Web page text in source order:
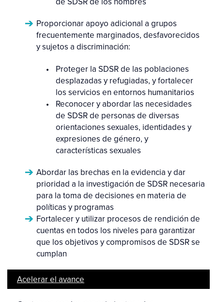
Proporcionar apoyo adicional a grupos
frecuentemente marginados, desfavorecidos
y sujetos a discriminación:
Proteger la SDSR de las poblaciones
desplazadas y refugiadas, y fortalecer
los servicios en entornos humanitarios
Reconocer y abordar las necesidades
de SDSR de personas de diversas
orientaciones sexuales, identidades y
expresiones de género, y
características sexuales
Abordar las brechas en la evidencia y dar
prioridad a la investigación de SDSR necesaria
para la toma de decisiones en materia de
políticas y programas
Fortalecer y utilizar procesos de rendición de
cuentas en todos los niveles para garantizar
que los objetivos y compromisos de SDSR se
cumplan
Acelerar el avance